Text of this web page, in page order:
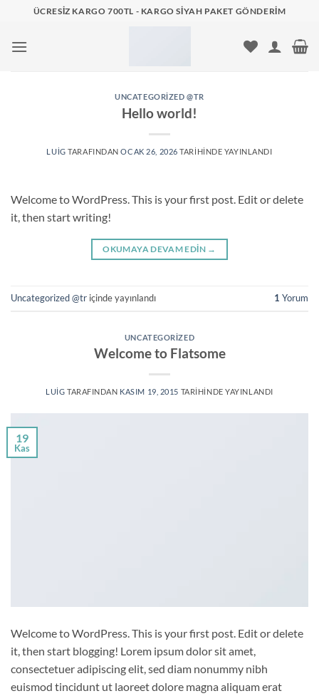
ÜCRESIZ KARGO 700TL - KARGO SIYAH PAKET GÖNDERIM
UNCATEGORIZED @TR
Hello world!
LUIG TARAFINDAN OCAK 26, 2026 TARIHINDE YAYINLANDI
Welcome to WordPress. This is your first post. Edit or delete
it, then start writing!
OKUMAYA DEVAM EDIN →
Uncategorized @tr içinde yayınlandı 1 Yorum
UNCATEGORIZED
Welcome to Flatsome
LUIG TARAFINDAN KASIM 19, 2015 TARIHINDE YAYINLANDI
19
Kas
Welcome to WordPress. This is your first post. Edit or delete
it, then start blogging! Lorem ipsum dolor sit amet,
consectetuer adipiscing elit, sed diam nonummy nibh
euismod tincidunt ut laoreet dolore magna aliquam erat